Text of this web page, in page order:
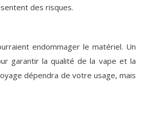
des risques.
endommager le matériel. Un
garantir la qualité de la vape et la
dépendra de votre usage, mais